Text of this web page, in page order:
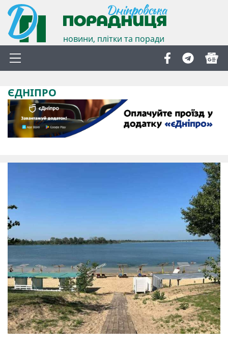
новини, плітки та поради
ЄДНІПРО